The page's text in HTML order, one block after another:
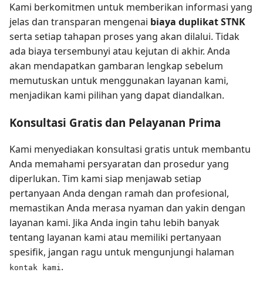
Kami berkomitmen untuk memberikan informasi yang
jelas dan transparan mengenai biaya duplikat STNK
serta setiap tahapan proses yang akan dilalui. Tidak
ada biaya tersembunyi atau kejutan di akhir. Anda
akan mendapatkan gambaran lengkap sebelum
memutuskan untuk menggunakan layanan kami,
menjadikan kami pilihan yang dapat diandalkan.
Konsultasi Gratis dan Pelayanan Prima
Kami menyediakan konsultasi gratis untuk membantu
Anda memahami persyaratan dan prosedur yang
diperlukan. Tim kami siap menjawab setiap
pertanyaan Anda dengan ramah dan profesional,
memastikan Anda merasa nyaman dan yakin dengan
layanan kami. Jika Anda ingin tahu lebih banyak
tentang layanan kami atau memiliki pertanyaan
spesifik, jangan ragu untuk mengunjungi halaman
kontak kami .